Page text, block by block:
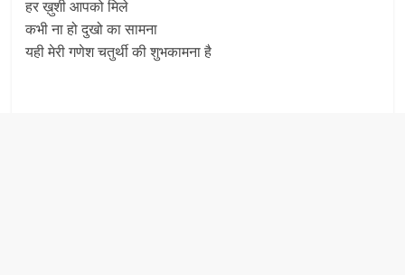
हर ख़ुशी आपको मिले
कभी ना हो दुखो का सामना
यही मेरी गणेश चतुर्थी की शुभकामना है